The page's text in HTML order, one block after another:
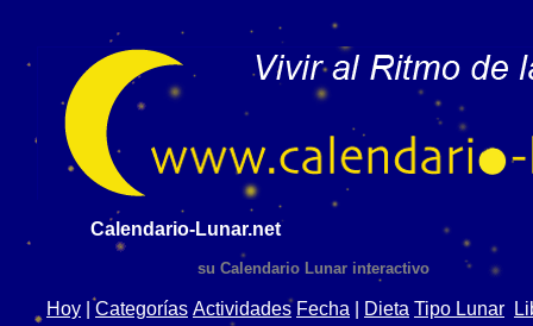
Calendario-Lunar.net
su Calendario Lunar interactivo
Hoy Categorías Actividades Fecha Dieta Tipo Lunar